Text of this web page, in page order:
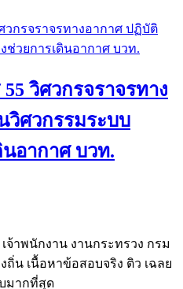
วิศวกรจราจรทาง
วิศวกรรมระบบ
นอากาศ บวท.
าพนักงาน งานกระทรวง กรม
น เนื้อหาข้อสอบจริง ติว เฉลย
มากที่สุด